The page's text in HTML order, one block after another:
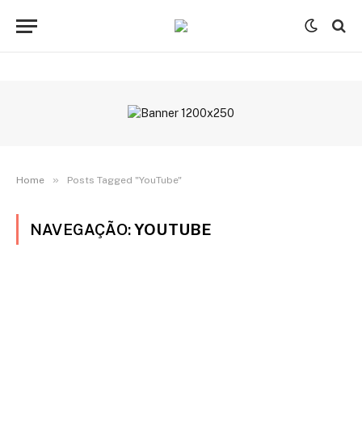
Home » Posts Tagged "YouTube"
NAVEGAÇÃO:YOUTUBE